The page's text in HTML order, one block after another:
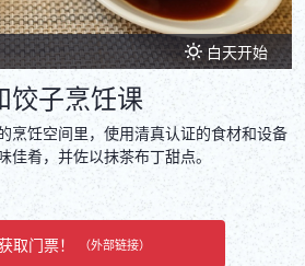
白天开始
饺子烹饪课
烹饪空间里，使用清真认证的食材和设备
肴，并佐以抹茶布丁甜点。
取门票！ （外部链接）